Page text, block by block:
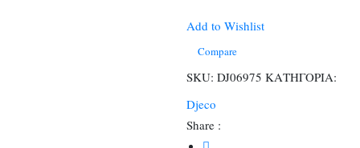
ποσότητα
Add to Wishlist
Compare
SKU: DJ06975 ΚΑΤΗΓΟΡΙΑ:
Djeco
Share :